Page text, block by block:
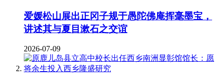
爱媛松山展出正冈子规于愚陀佛庵挥毫墨宝，
讲述其与夏目漱石之交谊
2026-07-09